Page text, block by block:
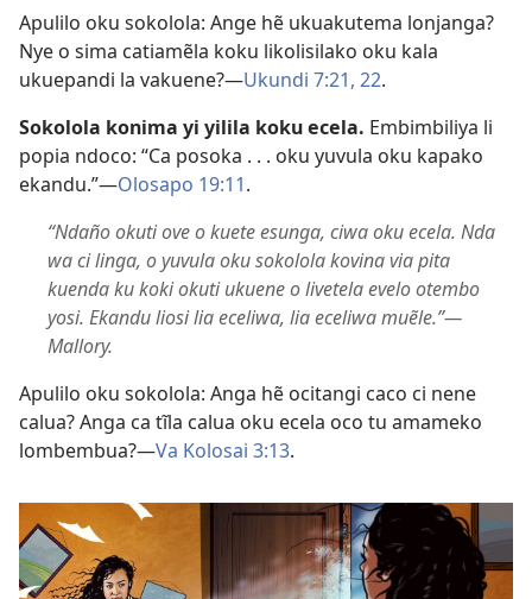
Apulilo oku sokolola: Ange hẽ ukuakutema lonjanga?
Nye o sima catiamẽla koku likolisilako oku kala
ukuepandi la vakuene?—Ukundi 7:21, 22.
Sokolola konima yi yilila koku ecela. Embimbiliya li
popia ndoco: “Ca posoka . . . oku yuvula oku kapako
ekandu.”—Olosapo 19:11.
“Ndaño okuti ove o kuete esunga, ciwa oku ecela. Nda
wa ci linga, o yuvula oku sokolola kovina via pita
kuenda ku koki okuti ukuene o livetela evelo otembo
yosi. Ekandu liosi lia eceliwa, lia eceliwa muẽle.”—
Mallory.
Apulilo oku sokolola: Anga hẽ ocitangi caco ci nene
calua? Anga ca tĩla calua oku ecela oco tu amameko
lombembua?—Va Kolosai 3:13.